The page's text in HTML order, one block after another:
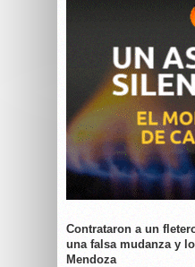
Contrataron a un
una falsa mudanza y
Mendoza